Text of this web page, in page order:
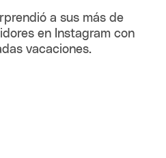
a sus más de
en Instagram con
vacaciones.